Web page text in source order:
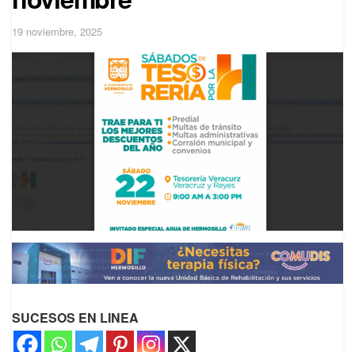
19 noviembre, 2025
SUCESOS EN LINEA